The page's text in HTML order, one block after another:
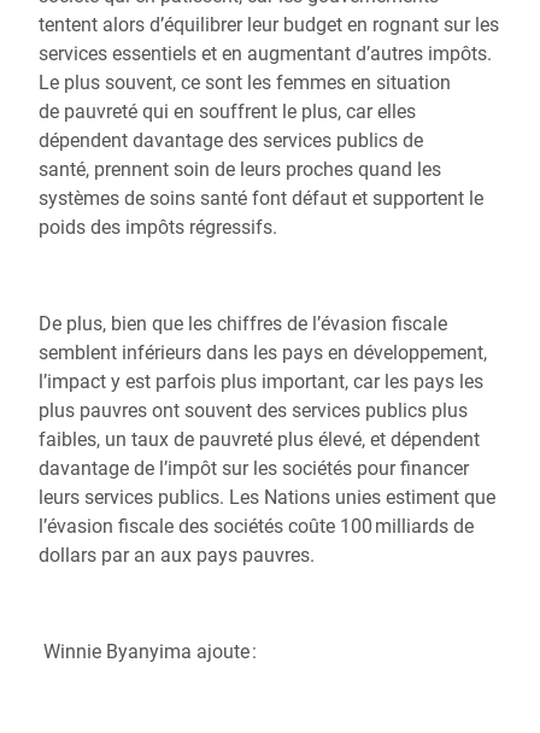
tentent alors d’équilibrer leur budget en rognant sur les
services essentiels et en augmentant d’autres impôts.
Le plus souvent, ce sont les femmes en situation
de pauvreté qui en souffrent le plus, car elles
dépendent davantage des services publics de
santé, prennent soin de leurs proches quand les
systèmes de soins santé font défaut et supportent le
poids des impôts régressifs.
De plus, bien que les chiffres de l’évasion fiscale
semblent inférieurs dans les pays en développement,
l’impact y est parfois plus important, car les pays les
plus pauvres ont souvent des services publics plus
faibles, un taux de pauvreté plus élevé, et dépendent
davantage de l’impôt sur les sociétés pour financer
leurs services publics. Les Nations unies estiment que
l’évasion fiscale des sociétés coûte 100 milliards de
dollars par an aux pays pauvres.
Winnie Byanyima ajoute :